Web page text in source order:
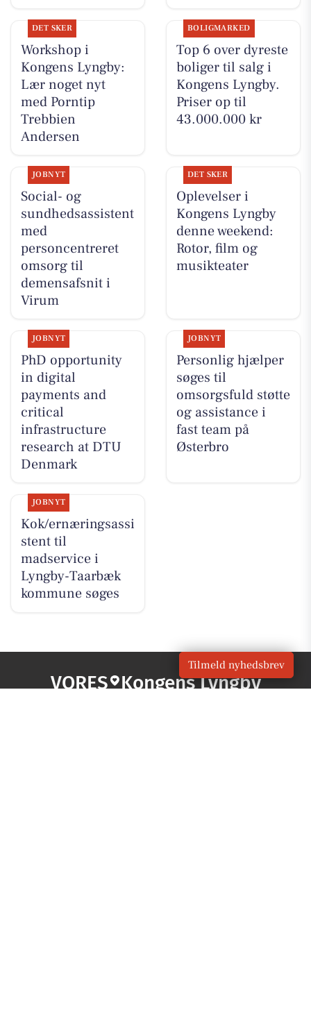
DET SKER
Workshop i
Kongens Lyngby:
Lær noget nyt
med Porntip
Trebbien
Andersen
BOLIGMARKED
Top 6 over dyreste
boliger til salg i
Kongens Lyngby.
Priser op til
43.000.000 kr
JOBNYT
Social- og
sundhedsassistent
med
personcentreret
omsorg til
demensafsnit i
Virum
DET SKER
Oplevelser i
Kongens Lyngby
denne weekend:
Rotor, film og
musikteater
JOBNYT
PhD opportunity
in digital
payments and
critical
infrastructure
research at DTU
Denmark
JOBNYT
Personlig hjælper
søges til
omsorgsfuld støtte
og assistance i
fast team på
Østerbro
JOBNYT
Kok/ernæringsassi
stent til
madservice i
Lyngby-Taarbæk
kommune søges
VORES Kongens Lyngby
Tilmeld nyhedsbrev